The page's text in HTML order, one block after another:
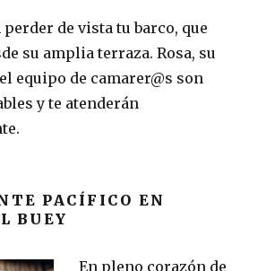
de vista tu barco, que
su amplia terraza. Rosa, su
equipo de camarer@s son
y te atenderán
PACÍFICO EN
BUEY
En pleno corazón de